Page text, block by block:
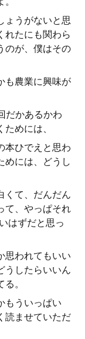
ょうがないと思
れたにも関わら
のが、僕はその
も農業に興味が
だかあるかわ
めには、
本ひでえと思わ
めには、どうし
くて、だんだん
て、やっぱそれ
はずだと思っ
思われてもいい
うしたらいいん
。
もういっぱい
読ませていただ